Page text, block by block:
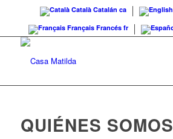
Català Catalán ca
Français Francés fr
QUIÉNES SOMOS